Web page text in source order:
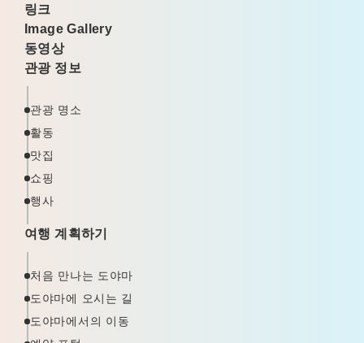
링크
Image Gallery
동영상
관광 정보
관광 명소
활동
맛집
쇼핑
행사
여행 계획하기
처음 만나는 도야마
도야마에 오시는 길
도야마에서의 이동